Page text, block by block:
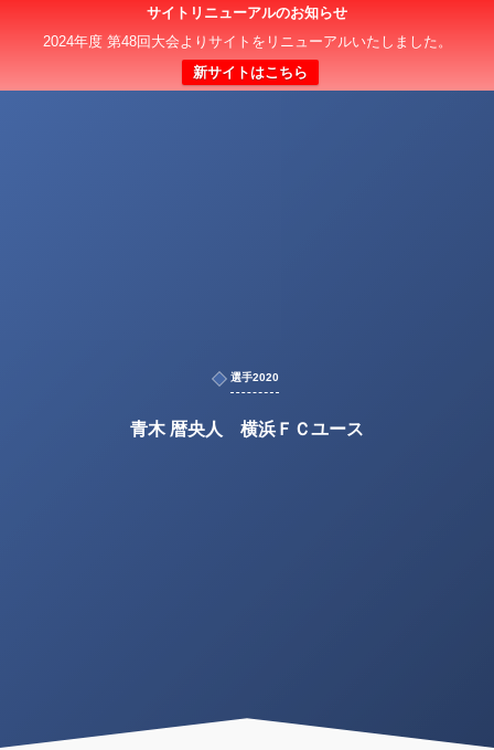
サイトリニューアルのお知らせ
2024年度 第48回大会よりサイトをリニューアルいたしました。
新サイトはこちら
選手2020
青木 暦央人 横浜ＦＣユース